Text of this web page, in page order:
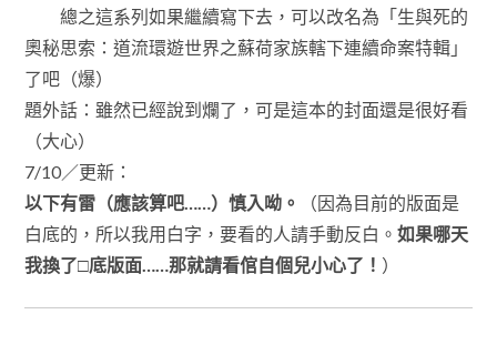
總之這系列如果繼續寫下去，可以改名為「生與死的
奧秘思索：道流環遊世界之蘇荷家族轄下連續命案特輯」
了吧（爆）
題外話：雖然已經說到爛了，可是這本的封面還是很好看
（大心）
7/10／更新：
以下有雷（應該算吧……）慎入呦。
（因為目前的版面是
白底的，所以我用白字，要看的人請手動反白。 如果哪天
我換了□底版面……那就請看倌自個兒小心了！ ）